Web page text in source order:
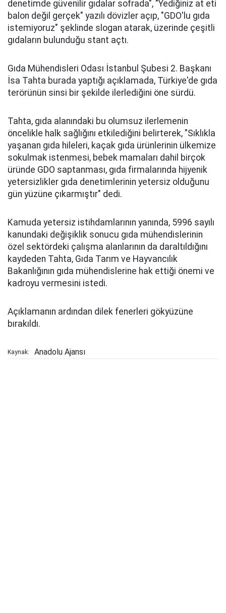
denetimde güvenilir gıdalar sofrada", "Yediğiniz at eti
balon değil gerçek" yazılı dövizler açıp, "GDO'lu gıda
istemiyoruz" şeklinde slogan atarak, üzerinde çeşitli
gıdaların bulunduğu stant açtı.
Gıda Mühendisleri Odası İstanbul Şubesi 2. Başkanı
İsa Tahta burada yaptığı açıklamada, Türkiye'de gıda
terörünün sinsi bir şekilde ilerlediğini öne sürdü.
Tahta, gıda alanındaki bu olumsuz ilerlemenin
öncelikle halk sağlığını etkilediğini belirterek, "Sıklıkla
yaşanan gıda hileleri, kaçak gıda ürünlerinin ülkemize
sokulmak istenmesi, bebek mamaları dahil birçok
üründe GDO saptanması, gıda firmalarında hijyenik
yetersizlikler gıda denetimlerinin yetersiz olduğunu
gün yüzüne çıkarmıştır" dedi.
Kamuda yetersiz istihdamlarının yanında, 5996 sayılı
kanundaki değişiklik sonucu gıda mühendislerinin
özel sektördeki çalışma alanlarının da daraltıldığını
kaydeden Tahta, Gıda Tarım ve Hayvancılık
Bakanlığının gıda mühendislerine hak ettiği önemi ve
kadroyu vermesini istedi.
Açıklamanın ardından dilek fenerleri gökyüzüne
bırakıldı.
Kaynak: Anadolu Ajansı